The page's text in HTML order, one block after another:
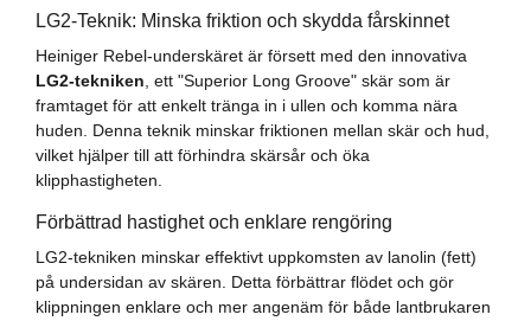
LG2-Teknik: Minska friktion och skydda fårskinnet
Heiniger Rebel-underskäret är försett med den innovativa
LG2-tekniken , ett "Superior Long Groove" skär som är
framtaget för att enkelt tränga in i ullen och komma nära
huden. Denna teknik minskar friktionen mellan skär och hud,
vilket hjälper till att förhindra skärsår och öka
klipphastigheten.
Förbättrad hastighet och enklare rengöring
LG2-tekniken minskar effektivt uppkomsten av lanolin (fett)
på undersidan av skären. Detta förbättrar flödet och gör
klippningen enklare och mer angenäm för både lantbrukaren